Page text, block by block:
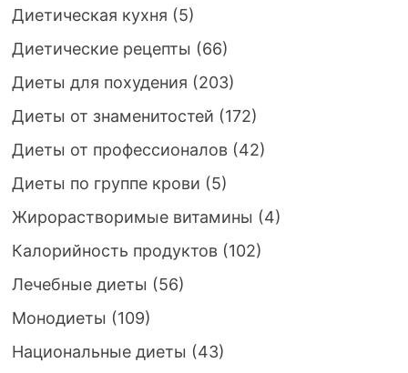
Диетическая кухня (5)
Диетические рецепты (66)
Диеты для похудения (203)
Диеты от знаменитостей (172)
Диеты от профессионалов(42)
Диеты по группе крови (5)
Жирорастворимые витамины (4)
Калорийность продуктов(102)
Лечебные диеты (56)
Монодиеты (109)
Национальные диеты (43)